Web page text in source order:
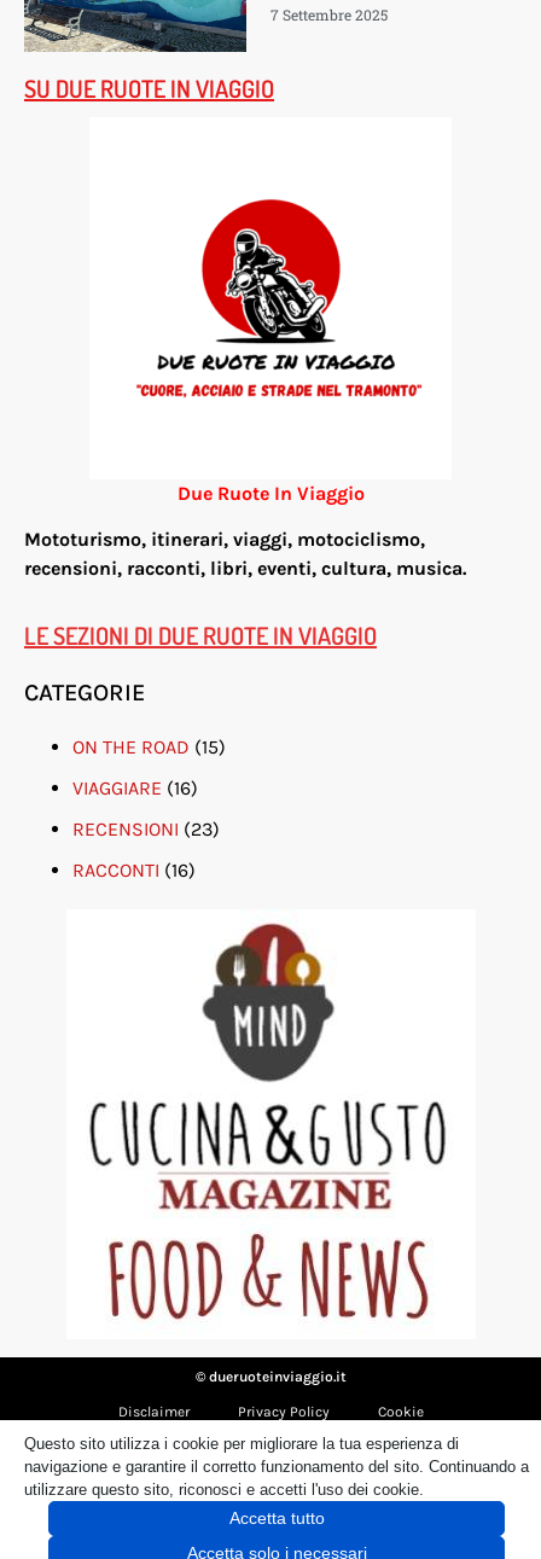
7 Settembre 2025
SU DUE RUOTE IN VIAGGIO
Due Ruote In Viaggio
Mototurismo, itinerari, viaggi, motociclismo,
recensioni, racconti, libri, eventi, cultura, musica.
LE SEZIONI DI DUE RUOTE IN VIAGGIO
CATEGORIE
ON THE ROAD (15)
VIAGGIARE (16)
RECENSIONI (23)
RACCONTI (16)
© dueruoteinviaggio.it
Disclaimer Privacy Policy Cookie
Questo sito utilizza i cookie per migliorare la tua esperienza di
navigazione e garantire il corretto funzionamento del sito. Continuando a
utilizzare questo sito, riconosci e accetti l'uso dei cookie.
Accetta tutto
Accetta solo i necessari